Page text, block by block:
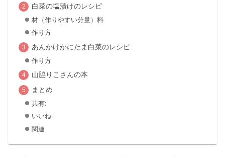
白菜の塩漬けのレシピ
材（作りやすい分量）料
作り方
あんかけかにたま白菜のレシピ
作り方
山脇りこさんの本
まとめ
共有:
いいね:
関連